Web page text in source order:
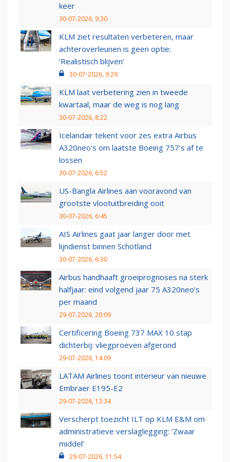
keer
30-07-2026, 9:30
KLM ziet resultaten verbeteren, maar
achteroverleunen is geen optie:
‘Realistisch blijven’
30-07-2026, 9:29
KLM laat verbetering zien in tweede
kwartaal, maar de weg is nog lang
30-07-2026, 8:22
Icelandair tekent voor zes extra Airbus
A320neo's om laatste Boeing 757's af te
lossen
30-07-2026, 6:52
US-Bangla Airlines aan vooravond van
grootste vlootuitbreiding ooit
30-07-2026, 6:45
AIS Airlines gaat jaar langer door met
lijndienst binnen Schotland
30-07-2026, 6:30
Airbus handhaaft groeiprognoses na sterk
halfjaar: eind volgend jaar 75 A320neo’s
per maand
29-07-2026, 20:09
Certificering Boeing 737 MAX 10 stap
dichterbij: vliegproeven afgerond
29-07-2026, 14:09
LATAM Airlines toont interieur van nieuwe
Embraer E195-E2
29-07-2026, 13:34
Verscherpt toezicht ILT op KLM E&M om
administratieve verslaglegging: ‘Zwaar
middel’
29-07-2026, 11:54